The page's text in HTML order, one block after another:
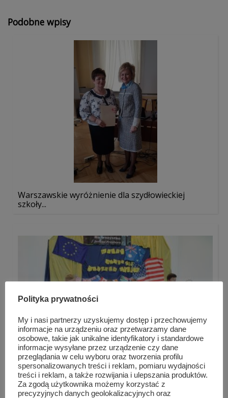
Podobne wpisy
Warszawskie wyróżnienie dla szydłowieckiej
szkoły...
Europejski Dzień Języków Obcych
Polityka prywatności
My i nasi partnerzy uzyskujemy dostęp i przechowujemy
informacje na urządzeniu oraz przetwarzamy dane
osobowe, takie jak unikalne identyfikatory i standardowe
informacje wysyłane przez urządzenie czy dane
przeglądania w celu wyboru oraz tworzenia profilu
spersonalizowanych treści i reklam, pomiaru wydajności
treści i reklam, a także rozwijania i ulepszania produktów.
Za zgodą użytkownika możemy korzystać z
precyzyjnych danych geolokalizacyjnych oraz